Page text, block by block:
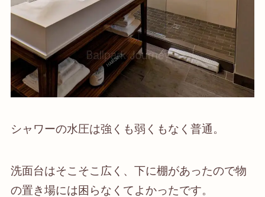
シャワーの水圧は強くも弱くもなく普通。
洗面台はそこそこ広く、下に棚があったので物
の置き場には困らなくてよかったです。